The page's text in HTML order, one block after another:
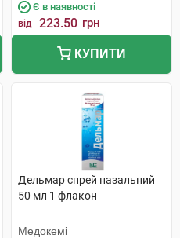
Є в наявності
від 223.50 грн
КУПИТИ
Дельмар спрей назальний
50 мл 1 флакон
Медокемі